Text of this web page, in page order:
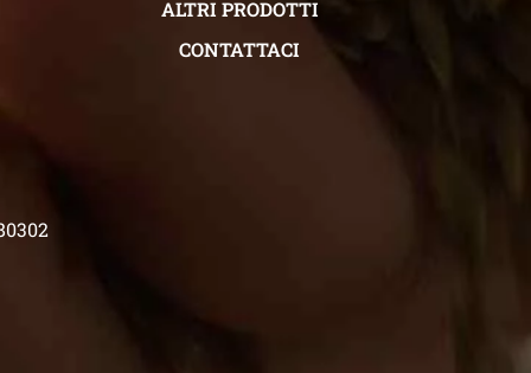
ALTRI PRODOTTI
CONTATTACI